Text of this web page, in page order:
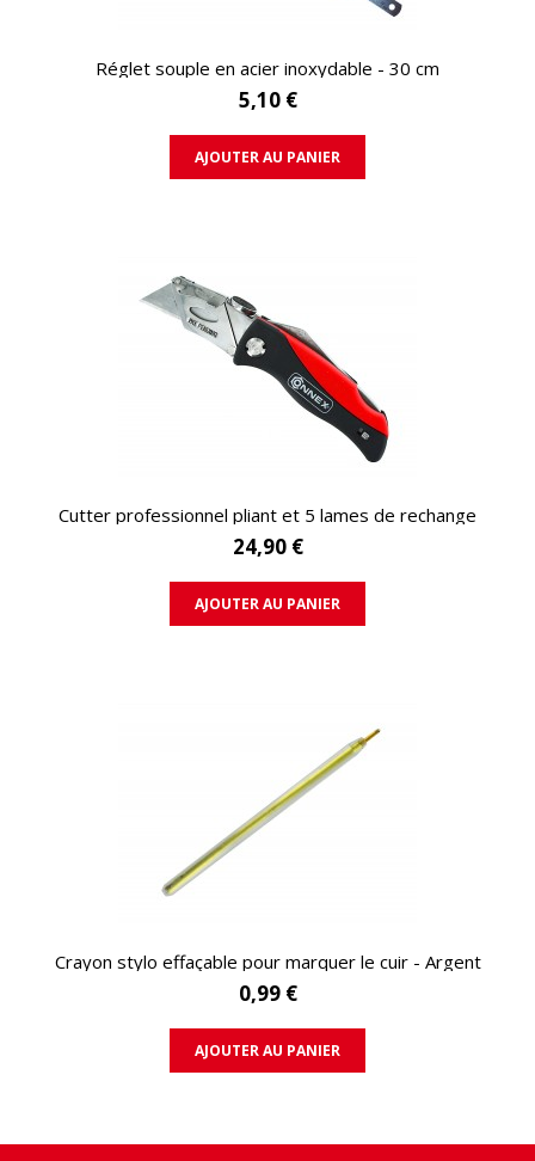
APERÇU RAPIDE
Réglet souple en acier inoxydable - 30 cm
5,10 €
AJOUTER AU PANIER
APERÇU RAPIDE
Cutter professionnel pliant et 5 lames de rechange
24,90 €
AJOUTER AU PANIER
APERÇU RAPIDE
Crayon stylo effaçable pour marquer le cuir - Argent
0,99 €
AJOUTER AU PANIER